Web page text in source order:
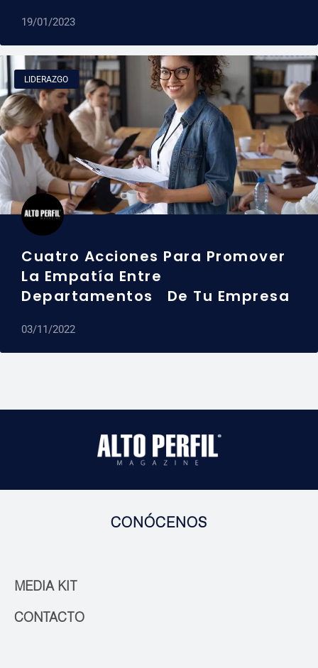
19/01/2023
LIDERAZGO
Cuatro Acciones Para Promover
La Empatía Entre
Departamentos De Tu Empresa
03/11/2022
CONÓCENOS
MEDIA KIT
CONTACTO